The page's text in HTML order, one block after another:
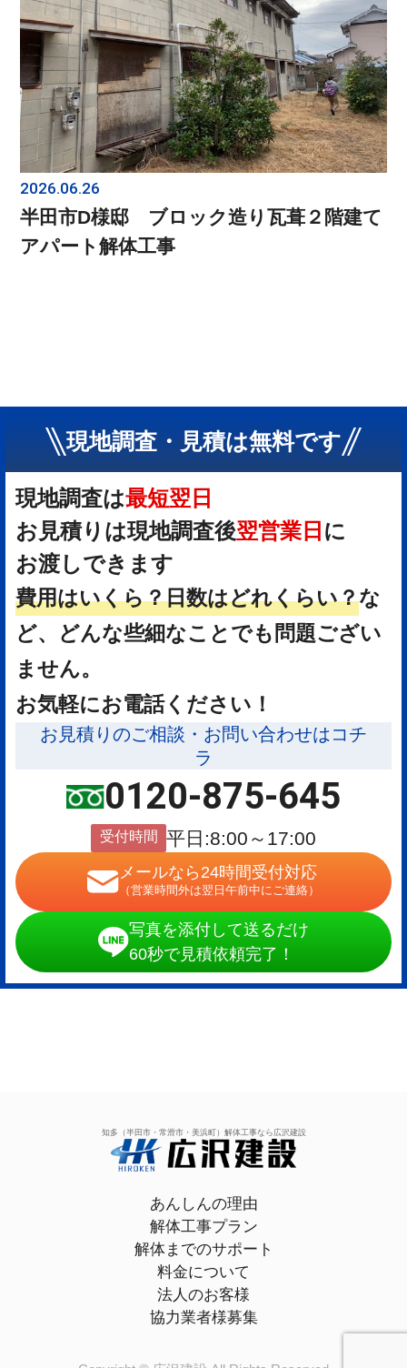
2026.06.26
半田市D様邸 ブロック造り瓦葺２階建て
アパート解体工事
現地調査・見積は無料です
現地調査は最短翌日
お見積りは現地調査後翌営業日 に
お渡しできます
費用はいくら？日数はどれくらい？な
ど、どんな些細なことでも問題ござい
ません。
お気軽にお電話ください！
お見積りのご相談・お問い合わせはコチ
ラ
0120-875-645
受付時間 平日:8:00～17:00
メールなら24時間受付対応
（営業時間外は翌日午前中にご連絡）
写真を添付して送るだけ
60秒で見積依頼完了！
知多（半田市・常滑市・美浜町）解体工事なら広沢建設
あんしんの理由
解体工事プラン
解体までのサポート
料金について
法人のお客様
協力業者様募集